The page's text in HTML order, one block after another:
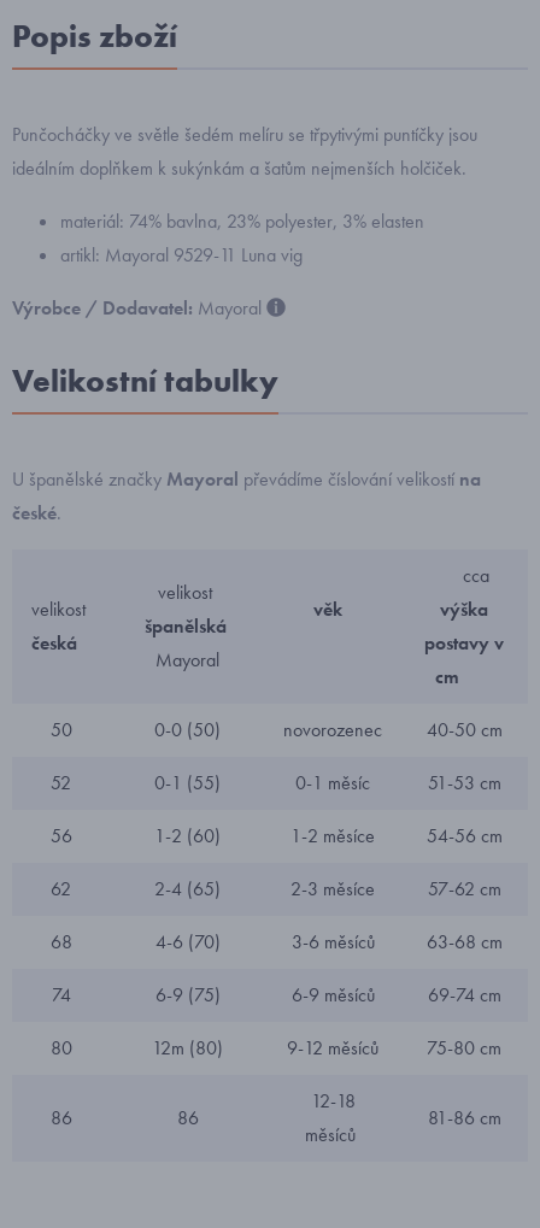
Popis zboží
Punčocháčky ve světle šedém melíru se třpytivými puntíčky jsou
ideálním doplňkem k sukýnkám a šatům nejmenších holčiček.
materiál: 74% bavlna, 23% polyester, 3% elasten
artikl: Mayoral 9529-11 Luna vig
Výrobce / Dodavatel: Mayoral
Velikostní tabulky
U španělské značky Mayoral převádíme číslování velikostí na
české.
velikost
česká
velikost
španělská
Mayoral
věk
cca
výška
postavy v
cm
50 0-0 (50) novorozenec 40-50 cm
52 0-1 (55) 0-1 měsíc 51-53 cm
56 1-2 (60) 1-2 měsíce 54-56 cm
62 2-4 (65) 2-3 měsíce 57-62 cm
68 4-6 (70) 3-6 měsíců 63-68 cm
74 6-9 (75) 6-9 měsíců 69-74 cm
80 12m (80) 9-12 měsíců 75-80 cm
86 86
12-18
měsíců
81-86 cm